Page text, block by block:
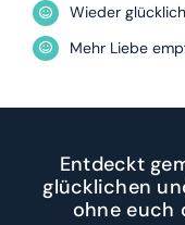
Wieder
Mehr Liebe
Entdeckt
glücklichen
ohne euch